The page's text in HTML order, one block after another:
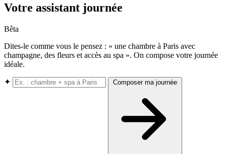
Votre assistant journée
Bêta
Dites-le comme vous le pensez : « une chambre à Paris avec
champagne, des fleurs et accès au spa ». On compose votre journée
idéale.
✦ Composer ma journée